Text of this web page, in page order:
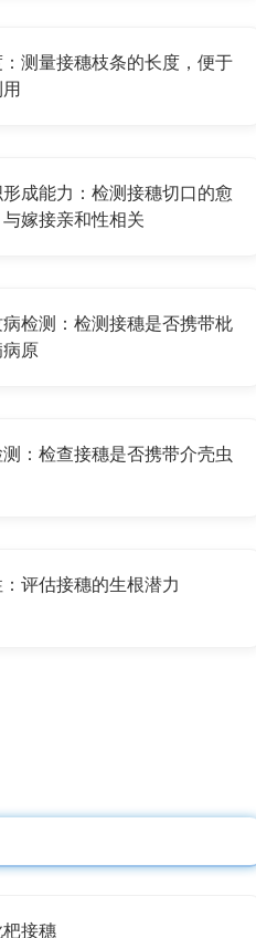
测量接穗枝条的长度，便于
成能力：检测接穗切口的愈
嫁接亲和性相关
检测：检测接穗是否携带枇
原
：检查接穗是否携带介壳虫
评估接穗的生根潜力
接穗